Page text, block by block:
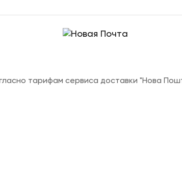
тарифам сервиса доставки "Нова